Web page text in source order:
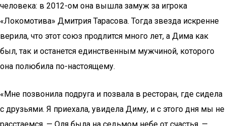
человека: в 2012-ом она вышла замуж за игрока
«Локомотива» Дмитрия Тарасова. Тогда звезда искренне
верила, что этот союз продлится много лет, а Дима как
был, так и останется единственным мужчиной, которого
она полюбила по-настоящему.
«Мне позвонила подруга и позвала в ресторан, где сидела
с друзьями. Я приехала, увидела Диму, и с этого дня мы не